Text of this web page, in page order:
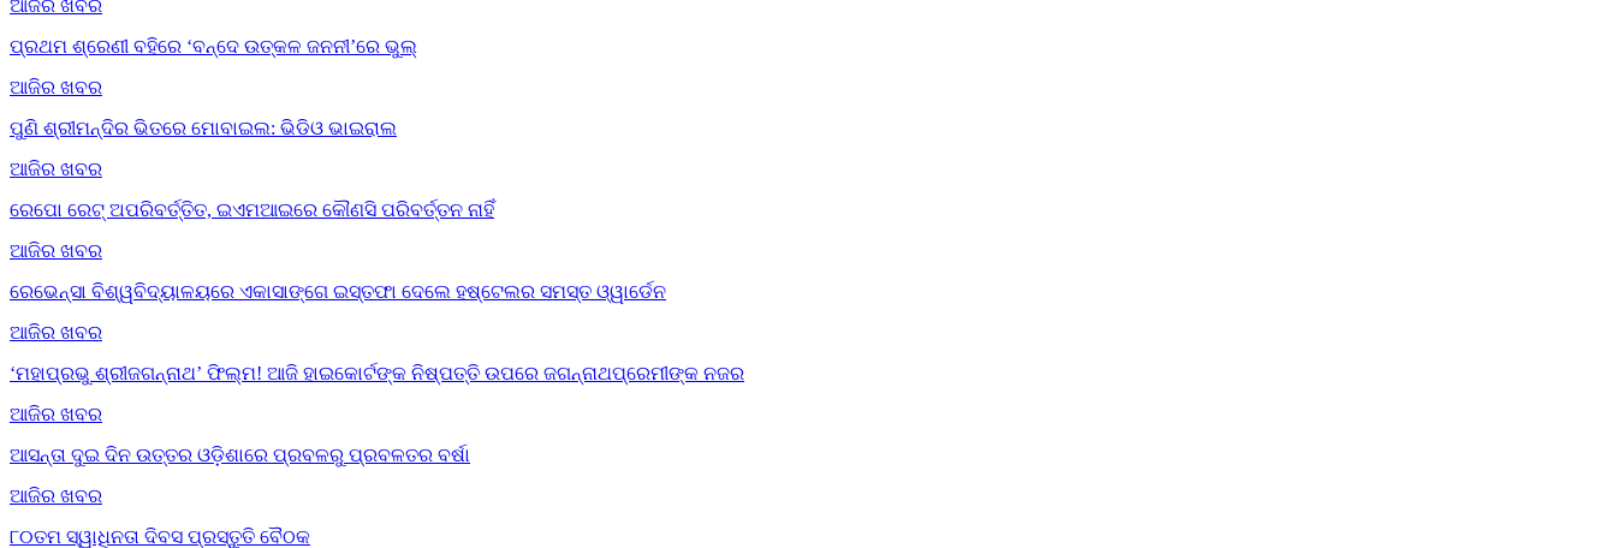
ଆଜିର ଖବର
ପ୍ରଥମ ଶ୍ରେଣୀ ବହିରେ ‘ବନ୍ଦେ ଉତ୍କଳ ଜନନୀ’ରେ ଭୁଲ୍‌
ଆଜିର ଖବର
ପୁଣି ଶ୍ରୀମନ୍ଦିର ଭିତରେ ମୋବାଇଲ: ଭିଡିଓ ଭାଇରାଲ
ଆଜିର ଖବର
ରେପୋ ରେଟ୍ ଅପରିବର୍ତ୍ତିତ, ଇଏମଆଇରେ କୌଣସି ପରିବର୍ତ୍ତନ ନାହିଁ
ଆଜିର ଖବର
ରେଭେନ୍ସା ବିଶ୍ୱବିଦ୍ୟାଳୟରେ ଏକାସାଙ୍ଗେ ଇସ୍ତଫା ଦେଲେ ହଷ୍ଟେଲର ସମସ୍ତ ଓ୍ୱାର୍ଡେନ
ଆଜିର ଖବର
‘ମହାପ୍ରଭୁ ଶ୍ରୀଜଗନ୍ନାଥ’ ଫିଲ୍ମ! ଆଜି ହାଇକୋର୍ଟଙ୍କ ନିଷ୍ପତ୍ତି ଉପରେ ଜଗନ୍ନାଥପ୍ରେମୀଙ୍କ ନଜର
ଆଜିର ଖବର
ଆସନ୍ତା ଦୁଇ ଦିନ ଉତ୍ତର ଓଡ଼ିଶାରେ ପ୍ରବଳରୁ ପ୍ରବଳତର ବର୍ଷା
ଆଜିର ଖବର
୮୦ତମ ସ୍ୱାଧିନତା ଦିବସ ପ୍ରସ୍ତୁତି ବୈଠକ